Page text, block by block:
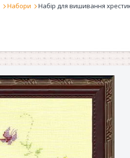
Набори Набір для вишивання